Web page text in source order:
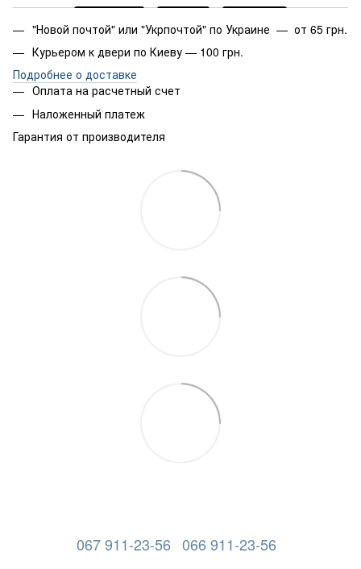
"Новой почтой" или "Укрпочтой" по Украине — от 65 грн.
Курьером к двери по Киеву — 100 грн.
Подробнее о доставке
Оплата на расчетный счет
Наложенный платеж
Гарантия от производителя
067 911-23-56 066 911-23-56